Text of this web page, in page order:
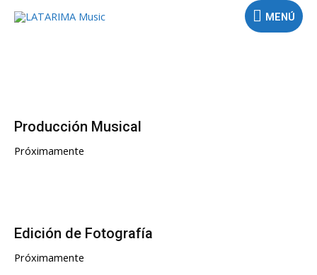
MENÚ
Producción Musical
Próximamente
Edición de Fotografía
Próximamente